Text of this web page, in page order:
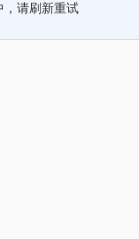
，请刷新重试